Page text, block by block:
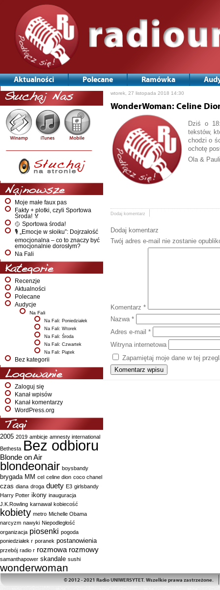
Aktualności Polecane Ramówka
Słuchaj Nas
Najnowsze
Moje małe faux pas
Fakty + plotki, czyli Sportowa
Środa! 🏅
🥎 Sportowa środa!
🎙️ „Emocje w słoiku”: Dojrzałość
emocjonalna – co to znaczy być
emocjonalnie dorosłym?
Na Fali
Kategorie
Recenzje
Aktualności
Polecane
Audycje
Na Fali
Na Fali: Poniedziałek
Na Fali: Wtorek
Na Fali: Środa
Na Fali: Czwartek
Na Fali: Piątek
Bez kategorii
Logowanie
Zaloguj się
Kanał wpisów
Kanał komentarzy
WordPress.org
Tagi
2005 2019 ambicje amnesty international
Bethesta Bez odbioru
Blonde on Air
blondeonair boysbandy
brygada MM cel celine dion coco chanel
czas diana droga duety E3 girlsbandy
Harry Potter ikony inauguracja
J.K.Rowling karnawał kobiecość
kobiety metro Michelle Obama
narcyzm nawyki Niepodległość
organizacja piosenki pogoda
poniedziałek r poranek postanowienia
przebój radio r rozmowa rozmowy
samanthapower skandale sushi
wonderwoman
wtorek, 27 listopada 2018 14:30
WonderWoman: Celine
Dziś o
tekstów,
chodzi o
ochotę
Ola &
Dodaj komentarz
Dodaj komentarz
Twój adres e-mail nie zostanie
Komentarz *
Nazwa *
Adres e-mail *
Witryna internetowa
Zapamiętaj moje dane w tej
© 2012 - 2021 Radio UNIWERSYTET. Wszelkie prawa zastrzeżone.